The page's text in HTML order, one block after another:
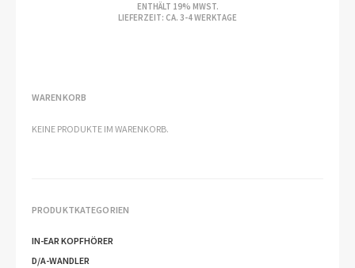
ENTHÄLT 19% MWST.
LIEFERZEIT: CA. 3-4 WERKTAGE
WARENKORB
KEINE PRODUKTE IM WARENKORB.
PRODUKTKATEGORIEN
IN-EAR KOPFHÖRER
D/A-WANDLER